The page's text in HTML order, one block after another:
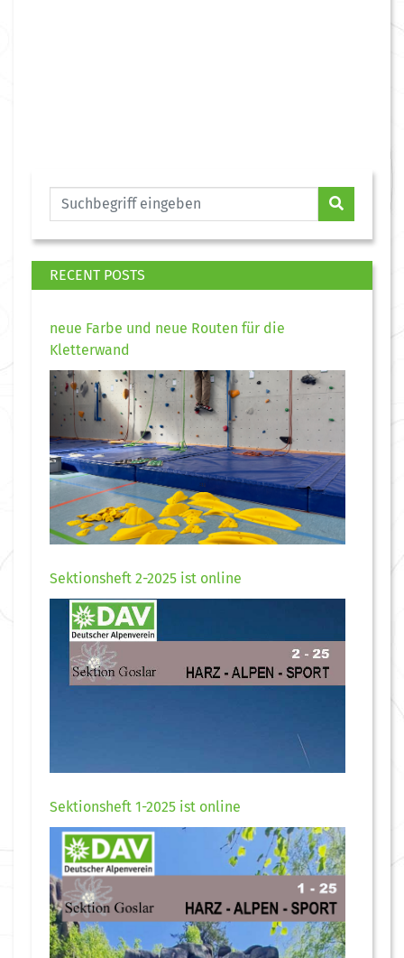
RECENT POSTS
neue Farbe und neue Routen für die
Kletterwand
Sektionsheft 2-2025 ist online
Sektionsheft 1-2025 ist online